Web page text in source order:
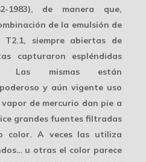
1983), de manera que,
de la emulsión de
siempre abiertas de
capturaron espléndidas
Las mismas están
y aún vigente uso
de mercurio dan pie a
grandes fuentes filtradas
color. A veces las utiliza
u otras el color parece